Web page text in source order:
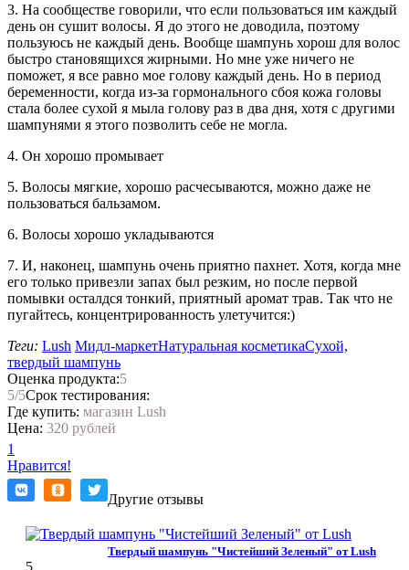
3. На сообществе говорили, что если пользоваться им каждый
день он сушит волосы. Я до этого не доводила, поэтому
пользуюсь не каждый день. Вообще шампунь хорош для волос
быстро становящихся жирными. Но мне уже ничего не
поможет, я все равно мое голову каждый день. Но в период
беременности, когда из-за гормонального сбоя кожа головы
стала более сухой я мыла голову раз в два дня, хотя с другими
шампунями я этого позволить себе не могла.
4. Он хорошо промывает
5. Волосы мягкие, хорошо расчесываются, можно даже не
пользоваться бальзамом.
6. Волосы хорошо укладываются
7. И, наконец, шампунь очень приятно пахнет. Хотя, когда мне
его только привезли запах был резким, но после первой
помывки осталдся тонкий, приятный аромат трав. Так что не
пугайтесь, концентрированность улетучится:)
Теги: Lush Мидл-маркетНатуральная косметикаСухой,
твердый шампунь
Оценка продукта:5
5/5Срок тестирования:
Где купить: магазин Lush
Цена: 320 рублей
1
Нравится!
Другие отзывы
Твердый шампунь "Чистейший Зеленый" от Lush
5